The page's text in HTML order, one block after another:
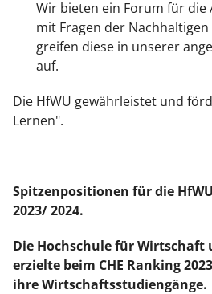
Wir bieten ein Forum für die
mit Fragen der
greifen diese in unserer
auf.
Die HfWU gewährleistet und
Lernen".
Spitzenpositionen für die HfWU
2023/ 2024.
Die Hochschule für Wirtschaft
erzielte beim CHE Ranking
ihre Wirtschaftsstudiengänge.